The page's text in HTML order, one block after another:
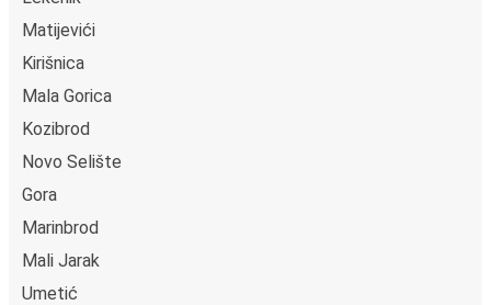
Matijevići
Kirišnica
Mala Gorica
Kozibrod
Novo Selište
Gora
Marinbrod
Mali Jarak
Umetić